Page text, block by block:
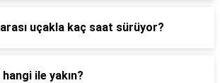
uçakla kaç saat sürüyor?
ile yakın?